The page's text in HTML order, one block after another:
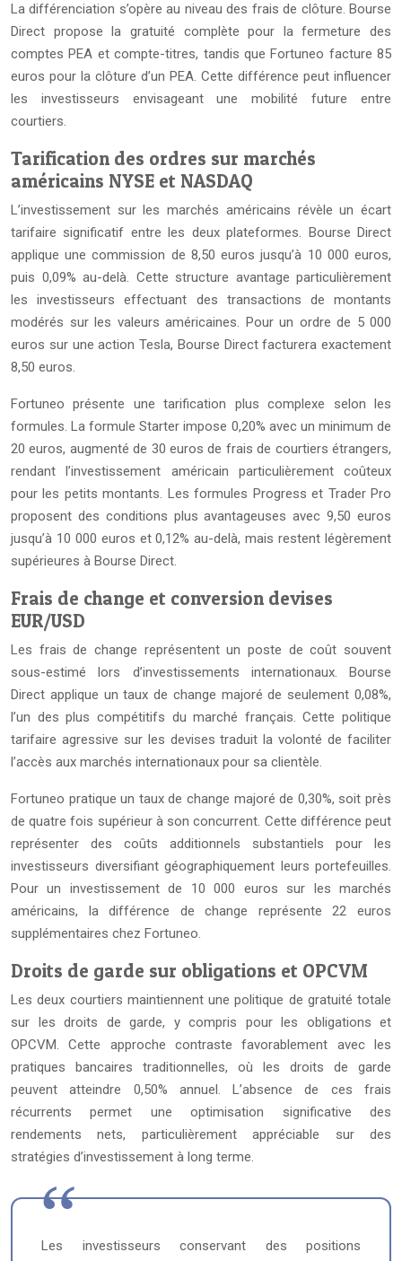
La différenciation s’opère au niveau des frais de clôture. Bourse
Direct propose la gratuité complète pour la fermeture des
comptes PEA et compte-titres, tandis que Fortuneo facture 85
euros pour la clôture d’un PEA. Cette différence peut influencer
les investisseurs envisageant une mobilité future entre
courtiers.
Tarification des ordres sur marchés
américains NYSE et NASDAQ
L’investissement sur les marchés américains révèle un écart
tarifaire significatif entre les deux plateformes. Bourse Direct
applique une commission de 8,50 euros jusqu’à 10 000 euros,
puis 0,09% au-delà. Cette structure avantage particulièrement
les investisseurs effectuant des transactions de montants
modérés sur les valeurs américaines. Pour un ordre de 5 000
euros sur une action Tesla, Bourse Direct facturera exactement
8,50 euros.
Fortuneo présente une tarification plus complexe selon les
formules. La formule Starter impose 0,20% avec un minimum de
20 euros, augmenté de 30 euros de frais de courtiers étrangers,
rendant l’investissement américain particulièrement coûteux
pour les petits montants. Les formules Progress et Trader Pro
proposent des conditions plus avantageuses avec 9,50 euros
jusqu’à 10 000 euros et 0,12% au-delà, mais restent légèrement
supérieures à Bourse Direct.
Frais de change et conversion devises
EUR/USD
Les frais de change représentent un poste de coût souvent
sous-estimé lors d’investissements internationaux. Bourse
Direct applique un taux de change majoré de seulement 0,08%,
l’un des plus compétitifs du marché français. Cette politique
tarifaire agressive sur les devises traduit la volonté de faciliter
l’accès aux marchés internationaux pour sa clientèle.
Fortuneo pratique un taux de change majoré de 0,30%, soit près
de quatre fois supérieur à son concurrent. Cette différence peut
représenter des coûts additionnels substantiels pour les
investisseurs diversifiant géographiquement leurs portefeuilles.
Pour un investissement de 10 000 euros sur les marchés
américains, la différence de change représente 22 euros
supplémentaires chez Fortuneo.
Droits de garde sur obligations et OPCVM
Les deux courtiers maintiennent une politique de gratuité totale
sur les droits de garde, y compris pour les obligations et
OPCVM. Cette approche contraste favorablement avec les
pratiques bancaires traditionnelles, où les droits de garde
peuvent atteindre 0,50% annuel. L’absence de ces frais
récurrents permet une optimisation significative des
rendements nets, particulièrement appréciable sur des
stratégies d’investissement à long terme.
Les investisseurs conservant des positions